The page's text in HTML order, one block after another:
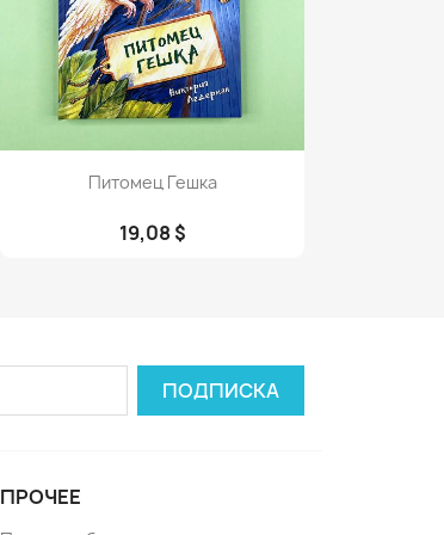
Просмотр
Питомец Гешка
19,08 $
ПРОЧЕЕ